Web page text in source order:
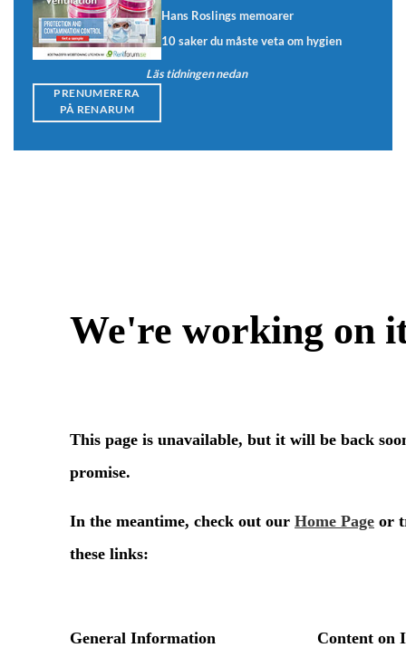
Hans Roslings memoarer
10 saker du måste veta om hygien
Läs tidningen nedan
PRENUMERERA
PÅ RENARUM